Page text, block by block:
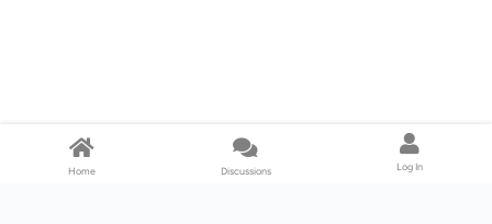
Home Discussions Log In